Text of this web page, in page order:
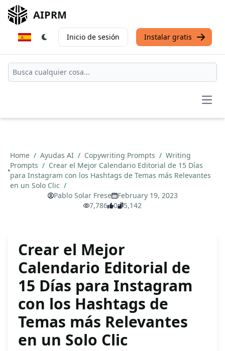
AIPRM
Inicio de sesión Instalar gratis
Home / Ayudas AI / Copywriting Prompts / Writing
Prompts / Crear el Mejor Calendario Editorial de 15 Días
para Instagram con los Hashtags de Temas más Relevantes
en un Solo Clic /
Pablo Solar Frese
February 19, 2023
7,786
0 5,142
Crear el Mejor
Calendario Editorial de
15 Días para Instagram
con los Hashtags de
Temas más Relevantes
en un Solo Clic